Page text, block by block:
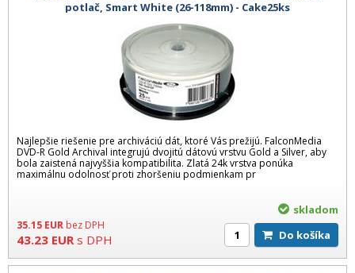
potlač, Smart White (26-118mm) - Cake25ks
Najlepšie riešenie pre archiváciú dát, ktoré Vás prežijú. FalconMedia
DVD-R Gold Archival integrujú dvojitú dátovú vrstvu Gold a Silver, aby
bola zaistená najvyššia kompatibilita. Zlatá 24k vrstva ponúka
maximálnu odolnosť proti zhoršeniu podmienkam pr
35.15 EUR bez DPH
43.23 EUR s DPH
skladom
Do košíka